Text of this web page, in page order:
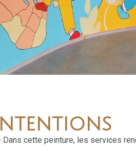
Intentions
Dans cette peinture, les services